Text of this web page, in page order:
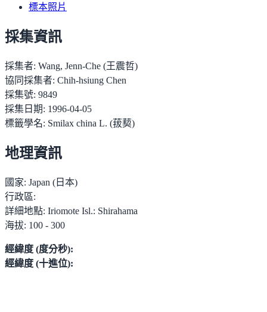
標本照片
採集資訊
採集者: Wang, Jenn-Che (王震哲)
協同採集者: Chih-hsiung Chen
採集號: 9849
採集日期: 1996-04-05
標籤學名: Smilax china L. (菝葜)
地理資訊
國家: Japan (日本)
行政區:
詳細地點: Iriomote Isl.: Shirahama
海拔: 100 - 300
經緯度 (度分秒):
經緯度 (十進位):